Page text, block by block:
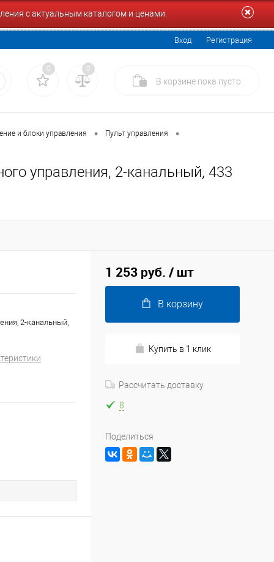
с актуальным каталогом и ценами.
Вход Регистрация
0 0
В корзине пока пусто
и блоки управления • Пульт управления •
управления, 2-канальный, 433
2-канальный,
1 253 руб. / шт
В корзину
Купить в 1 клик
Рассчитать доставку
8
Поделиться